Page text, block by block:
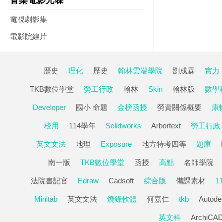
電視劇影集
電影院線片
歷史 理化 歷史 翰林雲端學院 劉成霖 實力
TKB數位學堂 勞工行政 翰林 Skin 翰林版 數學
Developer 國小 命題 金榜函授 勞資關係概要 康
校用 114學年 Solidworks Arbortext 勞工行政
英文文法 地理 Exposure 地方特考四等 題庫
南一版 TKB數位學堂 函授 高點 名師學院
法院書記官 Edraw Cadsoft 綜合版 備課素材
Minitab 英文文法 燒錄軟體 何嘉仁 tkb
英文科